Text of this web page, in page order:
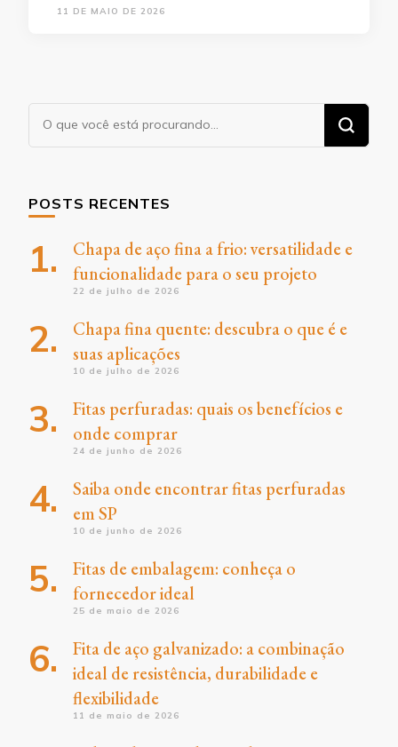
11 DE MAIO DE 2026
Procurando
algo?
POSTS RECENTES
Chapa de aço fina a frio: versatilidade e
funcionalidade para o seu projeto
22 de julho de 2026
Chapa fina quente: descubra o que é e
suas aplicações
10 de julho de 2026
Fitas perfuradas: quais os benefícios e
onde comprar
24 de junho de 2026
Saiba onde encontrar fitas perfuradas
em SP
10 de junho de 2026
Fitas de embalagem: conheça o
fornecedor ideal
25 de maio de 2026
Fita de aço galvanizado: a combinação
ideal de resistência, durabilidade e
flexibilidade
11 de maio de 2026